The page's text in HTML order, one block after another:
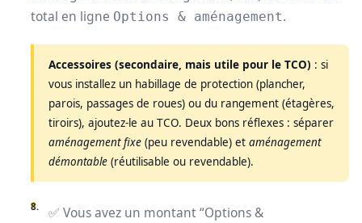
total en ligne Options & aménagement.
Accessoires (secondaire, mais utile pour le TCO) : si
vous installez un habillage de protection (plancher,
parois, passages de roues) ou du rangement (étagères,
tiroirs), ajoutez-le au TCO. Deux bons réflexes : séparer
aménagement fixe (peu revendable) et aménagement
démontable (réutilisable ou revendable).
✅ Vous avez un montant “Options &